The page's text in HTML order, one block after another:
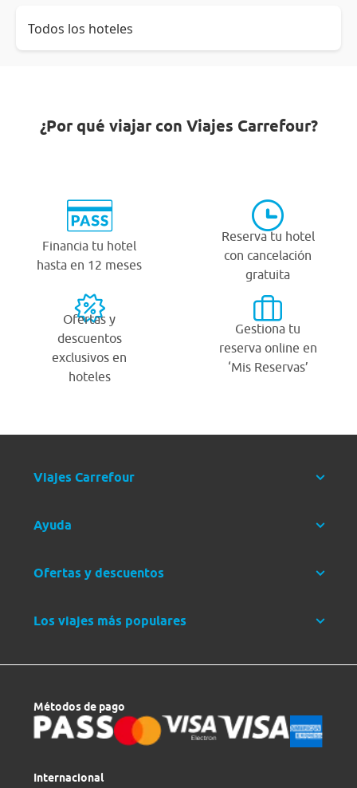
Todos los hoteles
¿Por qué viajar con Viajes Carrefour?
Financia tu hotel
hasta en 12 meses
Reserva tu hotel
con cancelación
gratuita
Ofertas y
descuentos
exclusivos en
hoteles
Gestiona tu
reserva online en
‘Mis Reservas’
Viajes Carrefour
Ayuda
Ofertas y descuentos
Los viajes más populares
Métodos de pago
Internacional